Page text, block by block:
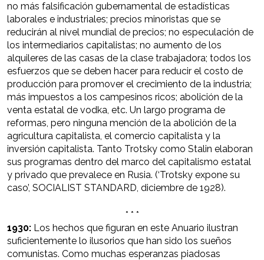
no más falsificación gubernamental de estadísticas
laborales e industriales; precios minoristas que se
reducirán al nivel mundial de precios; no especulación de
los intermediarios capitalistas; no aumento de los
alquileres de las casas de la clase trabajadora; todos los
esfuerzos que se deben hacer para reducir el costo de
producción para promover el crecimiento de la industria;
más impuestos a los campesinos ricos; abolición de la
venta estatal de vodka, etc. Un largo programa de
reformas, pero ninguna mención de la abolición de la
agricultura capitalista, el comercio capitalista y la
inversión capitalista. Tanto Trotsky como Stalin elaboran
sus programas dentro del marco del capitalismo estatal
y privado que prevalece en Rusia. (‘Trotsky expone su
caso’, SOCIALIST STANDARD, diciembre de 1928).
* * *
1930: Los hechos que figuran en este Anuario ilustran
suficientemente lo ilusorios que han sido los sueños
comunistas. Como muchas esperanzas piadosas